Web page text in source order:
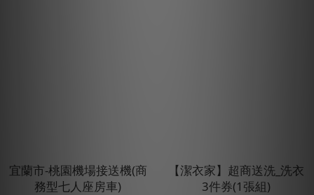
宜蘭市-桃園機場接送機(商
務型七人座房車)
【潔衣家】超商送洗_洗衣
3件券(1張組)